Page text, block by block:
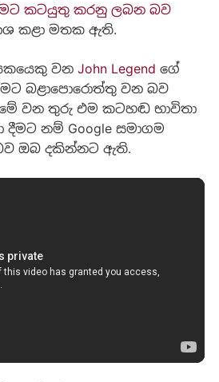
කටයුතු කරනු ලබන බව
කළා මතක ඇති.
වන John Legend ගේ
බළාපොරොත්තු වන බව
වන තුරු එම කටහඬ භාවිතා
දීමට නම් Google සමාගම
ඔබ දකින්නට ඇති.